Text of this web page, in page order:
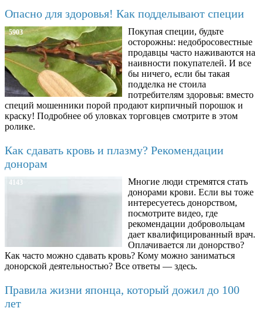
Опасно для здоровья! Как подделывают специи
5903
Покупая специи, будьте
осторожны: недобросовестные
продавцы часто наживаются на
наивности покупателей. И все
бы ничего, если бы такая
подделка не стоила
потребителям здоровья: вместо
специй мошенники порой продают кирпичный порошок и
краску! Подробнее об уловках торговцев смотрите в этом
ролике.
Как сдавать кровь и плазму? Рекомендации
донорам
4143
Многие люди стремятся стать
донорами крови. Если вы тоже
интересуетесь донорством,
посмотрите видео, где
рекомендации добровольцам
дает квалифицированный врач.
Оплачивается ли донорство?
Как часто можно сдавать кровь? Кому можно заниматься
донорской деятельностью? Все ответы — здесь.
Правила жизни японца, который дожил до 100
лет